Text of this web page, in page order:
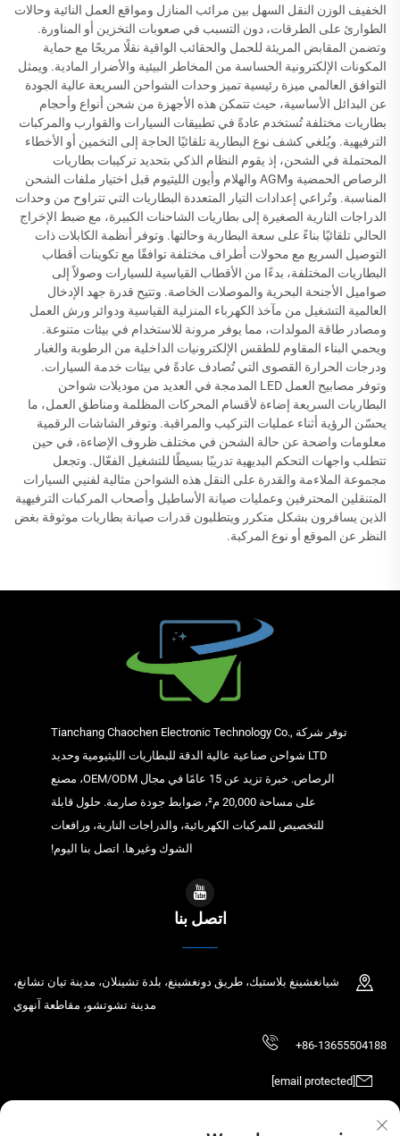
الخفيف الوزن النقل السهل بين مرائب المنازل ومواقع العمل النائية وحالات
الطوارئ على الطرقات، دون التسبب في صعوبات التخزين أو المناورة.
وتضمن المقابض المريئة للحمل والحقائب الواقية نقلًا مريحًا مع حماية
المكونات الإلكترونية الحساسة من المخاطر البيئية والأضرار المادية. ويمثل
التوافق العالمي ميزة رئيسية تميز وحدات الشواحن السريعة عالية الجودة
عن البدائل الأساسية، حيث تتمكن هذه الأجهزة من شحن أنواع وأحجام
بطاريات مختلفة تُستخدم عادةً في تطبيقات السيارات والقوارب والمركبات
الترفيهية. ويُلغي كشف نوع البطارية تلقائيًا الحاجة إلى التخمين أو الأخطاء
المحتملة في الشحن، إذ يقوم النظام الذكي بتحديد تركيبات بطاريات
الرصاص الحمضية وAGM والهلام وأيون الليثيوم قبل اختيار ملفات الشحن
المناسبة. وتُراعي إعدادات التيار المتعددة البطاريات التي تتراوح من وحدات
الدراجات النارية الصغيرة إلى بطاريات الشاحنات الكبيرة، مع ضبط الإخراج
الحالي تلقائيًا بناءً على سعة البطارية وحالتها. وتوفر أنظمة الكابلات ذات
التوصيل السريع مع محولات أطراف مختلفة توافقًا مع تكوينات أقطاب
البطاريات المختلفة، بدءًا من الأقطاب القياسية للسيارات وصولاً إلى
صواميل الأجنحة البحرية والموصلات الخاصة. وتتيح قدرة جهد الإدخال
العالمية التشغيل من مآخذ الكهرباء المنزلية القياسية ودوائر ورش العمل
ومصادر طاقة المولدات، مما يوفر مرونة للاستخدام في بيئات متنوعة.
ويحمي البناء المقاوم للطقس الإلكترونيات الداخلية من الرطوبة والغبار
ودرجات الحرارة القصوى التي تُصادف عادةً في بيئات خدمة السيارات.
وتوفر مصابيح العمل LED المدمجة في العديد من موديلات شواحن
البطاريات السريعة إضاءة لأقسام المحركات المظلمة ومناطق العمل، ما
يحسّن الرؤية أثناء عمليات التركيب والمراقبة. وتوفر الشاشات الرقمية
معلومات واضحة عن حالة الشحن في مختلف ظروف الإضاءة، في حين
تتطلب واجهات التحكم البديهية تدريبًا بسيطًا للتشغيل الفعّال. وتجعل
مجموعة الملاءمة والقدرة على النقل هذه الشواحن مثالية لفنيي السيارات
المتنقلين المحترفين وعمليات صيانة الأساطيل وأصحاب المركبات الترفيهية
الذين يسافرون بشكل متكرر ويتطلبون قدرات صيانة بطاريات موثوقة بغض
النظر عن الموقع أو نوع المركبة.
توفر شركة Tianchang Chaochen Electronic Technology Co.,
LTD شواحن صناعية عالية الدقة للبطاريات الليثيومية وحديد
الرصاص. خبرة تزيد عن 15 عامًا في مجال OEM/ODM، مصنع
على مساحة 20,000 م²، ضوابط جودة صارمة. حلول قابلة
للتخصيص للمركبات الكهربائية، والدراجات النارية، ورافعات
الشوك وغيرها. اتصل بنا اليوم!
اتصل بنا
شيانغشينغ بلاستيك، طريق دونغشينغ، بلدة تشينلان، مدينة تيان تشانغ،
مدينة تشوتشو، مقاطعة آنهوي
+86-13655504188